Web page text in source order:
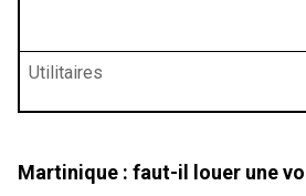
Utilitaires
Martinique : faut-il louer une